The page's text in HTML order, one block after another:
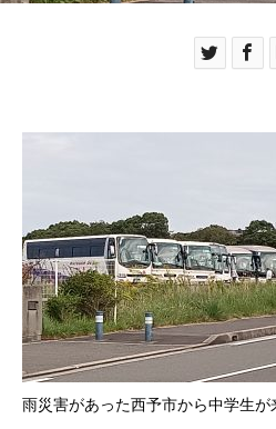
雨災害があった西予市から中学生が